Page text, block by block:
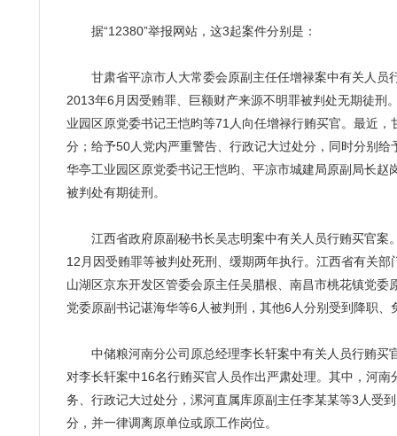
据“12380”举报网站，这3起案件分别是：
甘肃省平凉市人大常委会原副主任任增禄案中有关人员
2013年6月因受贿罪、巨额财产来源不明罪被判处无期徒
业园区原党委书记王恺昀等71人向任增禄行贿买官。最近
分；给予50人党内严重警告、行政记大过处分，同时分别
华亭工业园区原党委书记王恺昀、平凉市城建局原副局长
被判处有期徒刑。
江西省政府原副秘书长吴志明案中有关人员行贿买官案
12月因受贿罪等被判处死刑、缓期两年执行。江西省有关
山湖区京东开发区管委会原主任吴腊根、南昌市桃花镇党
党委原副书记谌海华等6人被判刑，其他6人分别受到降职、
中储粮河南分公司原总经理李长轩案中有关人员行贿买
对李长轩案中16名行贿买官人员作出严肃处理。其中，河
务、行政记大过处分，漯河直属库原副主任李某某等3人受
分，并一律调离原单位或原工作岗位。